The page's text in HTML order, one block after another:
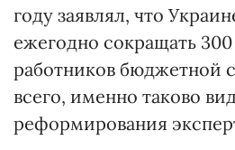
году заявлял, что
ежегодно сокращать
работников бюджетной
всего, именно таково
реформирования